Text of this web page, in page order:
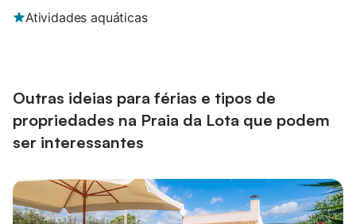
Atividades aquáticas
Outras ideias para férias e tipos de
propriedades na Praia da Lota que podem
ser interessantes